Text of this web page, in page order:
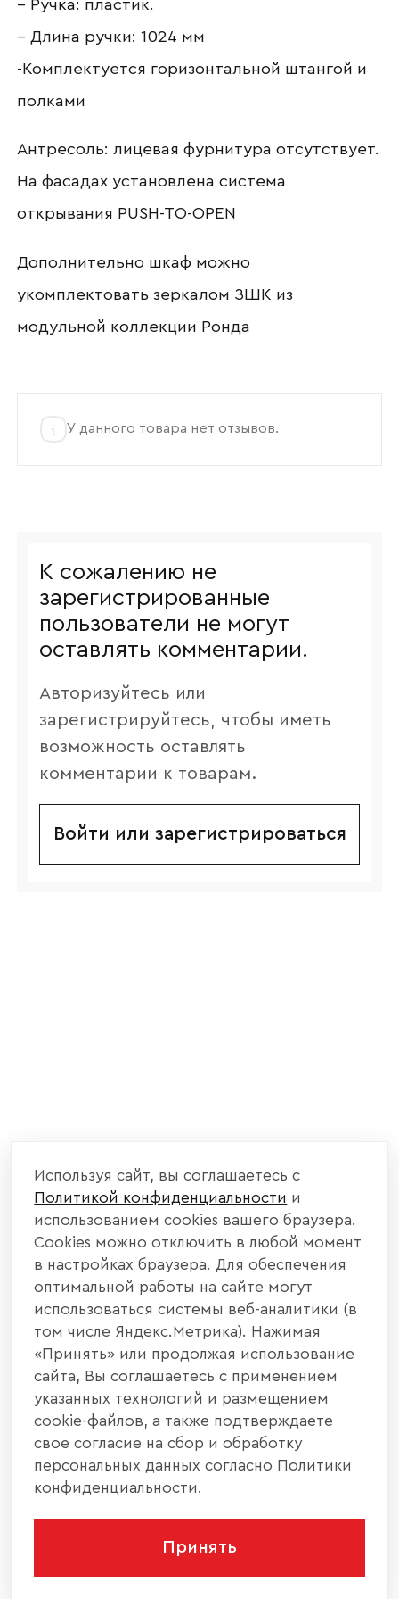
– Ручка: пластик.
– Длина ручки: 1024 мм
-Комплектуется горизонтальной штангой и
полками
Антресоль: лицевая фурнитура отсутствует.
На фасадах установлена система
открывания PUSH-TO-OPEN
Дополнительно шкаф можно
укомплектовать зеркалом ЗШК из
модульной коллекции Ронда
У данного товара нет отзывов.
К сожалению не
зарегистрированные
пользователи не могут
оставлять комментарии.
Авторизуйтесь или
зарегистрируйтесь, чтобы иметь
возможность оставлять
комментарии к товарам.
Войти или зарегистрироваться
Отправить
Согласен с
Используя сайт, вы соглашаетесь с
Политикой конфиденциальности и
использованием cookies вашего браузера.
Cookies можно отключить в любой момент
в настройках браузера. Для обеспечения
оптимальной работы на сайте могут
использоваться системы веб-аналитики (в
том числе Яндекс.Метрика). Нажимая
«Принять» или продолжая использование
сайта, Вы соглашаетесь с применением
указанных технологий и размещением
cookie-файлов, а также подтверждаете
свое согласие на сбор и обработку
персональных данных согласно Политики
конфиденциальности.
Принять